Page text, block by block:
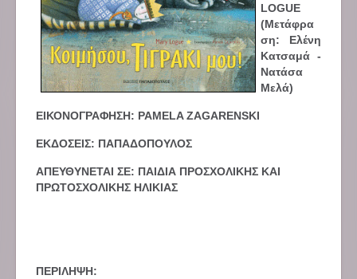
LOGUE
(Μετάφρα
ση: Ελένη
Κατσαμά -
Νατάσα
Μελά)
ΕΙΚΟΝΟΓΡΑΦΗΣΗ: PAMELA ZAGARENSKI
ΕΚΔΟΣΕΙΣ: ΠΑΠΑΔΟΠΟΥΛΟΣ
ΑΠΕΥΘΥΝΕΤΑΙ ΣΕ: ΠΑΙΔΙΑ ΠΡΟΣΧΟΛΙΚΗΣ ΚΑΙ
ΠΡΩΤΟΣΧΟΛΙΚΗΣ ΗΛΙΚΙΑΣ
ΠΕΡΙΛΗΨΗ: